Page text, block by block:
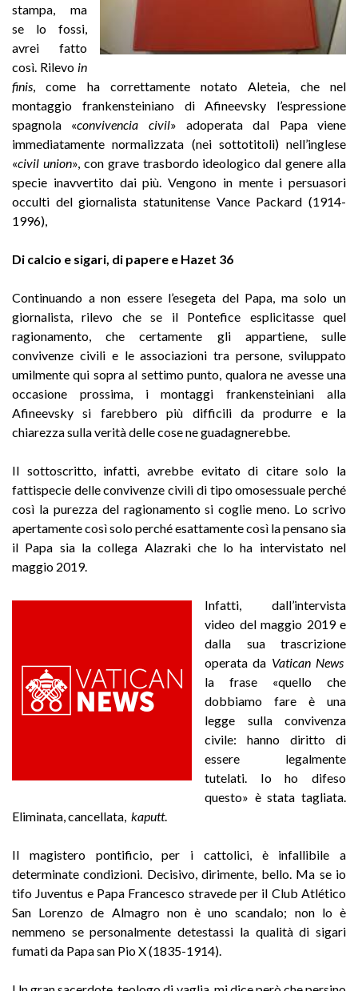
stampa, ma
se lo fossi,
avrei fatto
così. Rilevo in
finis , come ha correttamente notato Aleteia, che nel
montaggio frankensteiniano di Afineevsky l’espressione
spagnola «convivencia civil» adoperata dal Papa viene
immediatamente normalizzata (nei sottotitoli) nell’inglese
«civil union», con grave trasbordo ideologico dal genere alla
specie inavvertito dai più. Vengono in mente i persuasori
occulti del giornalista statunitense Vance Packard (1914-
1996),
Di calcio e sigari, di papere e Hazet 36
Continuando a non essere l’esegeta del Papa, ma solo un
giornalista, rilevo che se il Pontefice esplicitasse quel
ragionamento, che certamente gli appartiene, sulle
convivenze civili e le associazioni tra persone, sviluppato
umilmente qui sopra al settimo punto, qualora ne avesse una
occasione prossima, i montaggi frankensteiniani alla
Afineevsky si farebbero più difficili da produrre e la
chiarezza sulla verità delle cose ne guadagnerebbe.
Il sottoscritto, infatti, avrebbe evitato di citare solo la
fattispecie delle convivenze civili di tipo omosessuale perché
così la purezza del ragionamento si coglie meno. Lo scrivo
apertamente così solo perché esattamente così la pensano sia
il Papa sia la collega Alazraki che lo ha intervistato nel
maggio 2019.
Infatti, dall’intervista
video del maggio 2019 e
dalla sua trascrizione
operata da Vatican News
la frase «quello che
dobbiamo fare è una
legge sulla convivenza
civile: hanno diritto di
essere legalmente
tutelati. Io ho difeso
questo» è stata tagliata.
Eliminata, cancellata, kaputt.
Il magistero pontificio, per i cattolici, è infallibile a
determinate condizioni. Decisivo, dirimente, bello. Ma se io
tifo Juventus e Papa Francesco stravede per il Club Atlético
San Lorenzo de Almagro non è uno scandalo; non lo è
nemmeno se personalmente detestassi la qualità di sigari
fumati da Papa san Pio X (1835-1914).